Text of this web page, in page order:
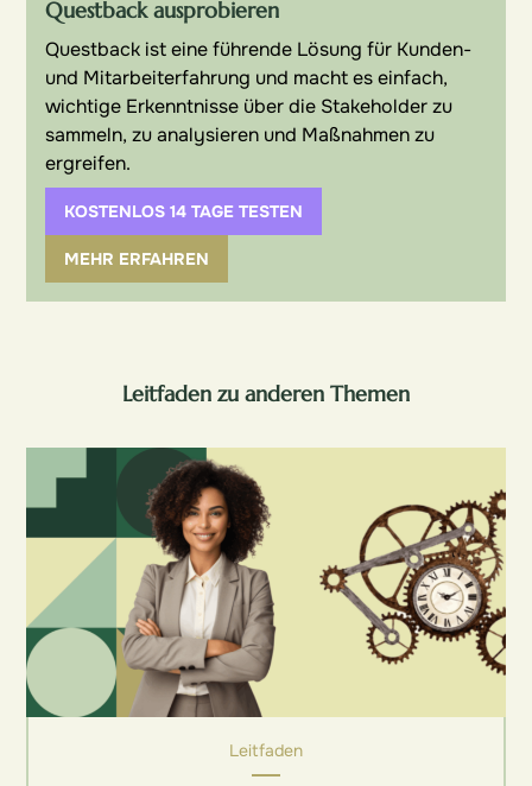
Questback ausprobieren
Questback ist eine führende Lösung für Kunden-
und Mitarbeiterfahrung und macht es einfach,
wichtige Erkenntnisse über die Stakeholder zu
sammeln, zu analysieren und Maßnahmen zu
ergreifen.
KOSTENLOS 14 TAGE TESTEN
MEHR ERFAHREN
Leitfaden zu anderen Themen
Leitfaden